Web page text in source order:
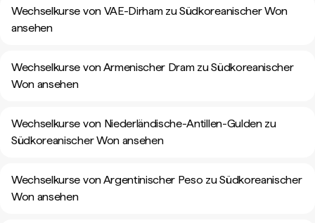
Wechselkurse von VAE-Dirham zu Südkoreanischer Won
ansehen
Wechselkurse von Armenischer Dram zu Südkoreanischer
Won ansehen
Wechselkurse von Niederländische-Antillen-Gulden zu
Südkoreanischer Won ansehen
Wechselkurse von Argentinischer Peso zu Südkoreanischer
Won ansehen